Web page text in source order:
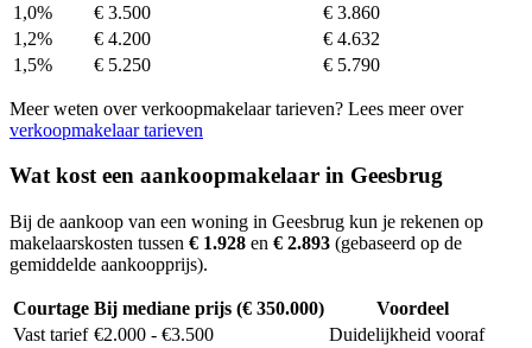
1,0%
€ 3.500
€ 3.860
1,2%
€ 4.200
€ 4.632
1,5%
€ 5.250 € 5.790
Meer weten over verkoopmakelaar tarieven? Lees meer over
verkoopmakelaar tarieven
Wat kost een aankoopmakelaar in Geesbrug
Bij de aankoop van een woning in Geesbrug kun je rekenen op
makelaarskosten tussen € 1.928 en € 2.893 (gebaseerd op de
gemiddelde aankoopprijs).
Courtage Bij mediane prijs (€ 350.000)
Voordeel
Vast tarief €2.000 - €3.500
Duidelijkheid vooraf